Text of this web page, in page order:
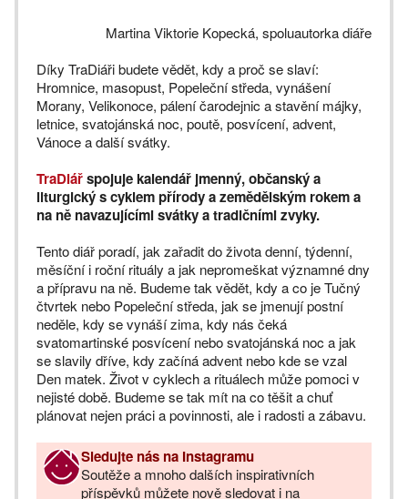
Martina Viktorie Kopecká, spoluautorka diáře
Díky TraDiáři budete vědět, kdy a proč se slaví:
Hromnice, masopust, Popeleční středa, vynášení
Morany, Velikonoce, pálení čarodejnic a stavění májky,
letnice, svatojánská noc, poutě, posvícení, advent,
Vánoce a další svátky.
TraDiářspojuje kalendář jmenný, občanský a
liturgický s cyklem přírody a zemědělským rokem a
na ně navazujícími svátky a tradičními zvyky.
Tento diář poradí, jak zařadit do života denní, týdenní,
měsíční i roční rituály a jak nepromeškat významné dny
a přípravu na ně. Budeme tak vědět, kdy a co je Tučný
čtvrtek nebo Popeleční středa, jak se jmenují postní
neděle, kdy se vynáší zima, kdy nás čeká
svatomartinské posvícení nebo svatojánská noc a jak
se slavily dříve, kdy začíná advent nebo kde se vzal
Den matek. Život v cyklech a rituálech může pomoci v
nejisté době. Budeme se tak mít na co těšit a chuť
plánovat nejen práci a povinnosti, ale i radosti a zábavu.
Sledujte nás na Instagramu
Soutěže a mnoho dalších inspirativních
příspěvků můžete nově sledovat i na